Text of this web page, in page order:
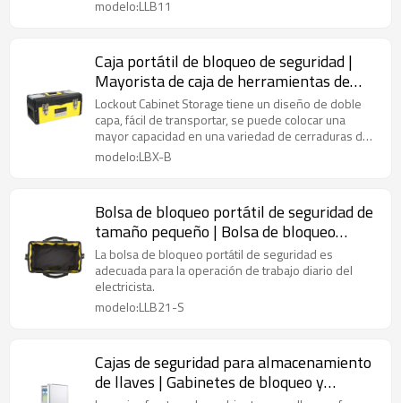
modelo:LLB11
Caja portátil de bloqueo de seguridad |
Mayorista de caja de herramientas de
bloqueo personal de China | Cajas de
herramientas de bloqueo portátiles
Lockout Cabinet Storage tiene un diseño de doble
capa, fácil de transportar, se puede colocar una
mayor capacidad en una variedad de cerraduras de
mantenimiento.
modelo:LBX-B
Bolsa de bloqueo portátil de seguridad de
tamaño pequeño | Bolsa de bloqueo
impermeable portátil de color amarillo |
Lita Lock OEM ODM Fabricación
La bolsa de bloqueo portátil de seguridad es
adecuada para la operación de trabajo diario del
electricista.
modelo:LLB21-S
Cajas de seguridad para almacenamiento
de llaves | Gabinetes de bloqueo y